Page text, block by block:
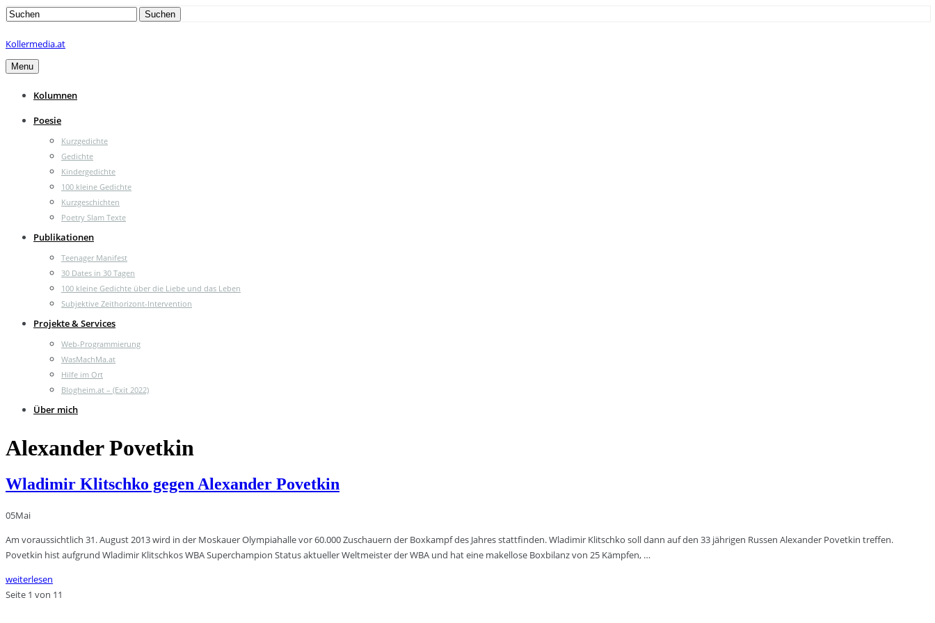
Search
Suchen
Kollermedia.at
Menu
Kolumnen
Poesie
Kurzgedichte
Gedichte
Kindergedichte
100 kleine Gedichte
Kurzgeschichten
Poetry Slam Texte
Publikationen
Teenager Manifest
30 Dates in 30 Tagen
100 kleine Gedichte über die Liebe und das Leben
Subjektive Zeithorizont-Intervention
Projekte & Services
Web-Programmierung
WasMachMa.at
Hilfe im Ort
Blogheim.at – (Exit 2022)
Über mich
Alexander Povetkin
Wladimir Klitschko gegen Alexander Povetkin
05Mai
Am voraussichtlich 31. August 2013 wird in der Moskauer Olympiahalle vor 60.000 Zuschauern der Boxkampf des Jahres stattfinden. Wladimir Klitschko soll dann auf den 33 jährigen Russen Alexander Povetkin treffen.
Povetkin hist aufgrund Wladimir Klitschkos WBA Superchampion Status aktueller Weltmeister der WBA und hat eine makellose Boxbilanz von 25 Kämpfen, …
weiterlesen
Seite 1 von 11